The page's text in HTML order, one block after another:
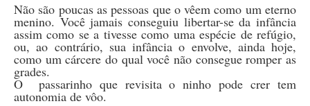
Não são poucas as pessoas que o vêem como um eterno
menino. Você jamais conseguiu libertar-se da infância
assim como se a tivesse como uma espécie de refúgio,
ou, ao contrário, sua infância o envolve, ainda hoje,
como um cárcere do qual você não consegue romper as
grades.
O passarinho que revisita o ninho pode crer tem
autonomia de vôo.